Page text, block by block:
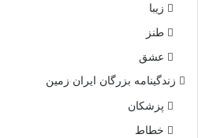
زیبا
طنز
عشق
زندگینامه بزرگان ایران زمین
پزشکان
خطاط